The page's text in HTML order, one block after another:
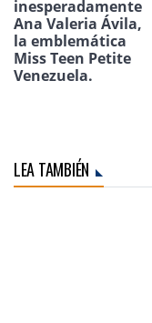
inesperadamente
Ana Valeria Ávila,
la emblemática
Miss Teen Petite
Venezuela.
LEA TAMBIÉN